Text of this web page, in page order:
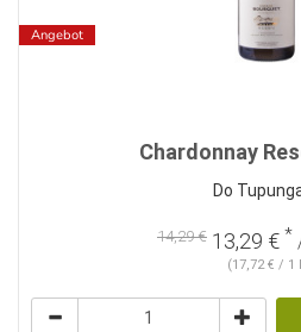
Angebot
Chardonnay
Do
14,29 € 13,29 € *
(17,72 € / 1